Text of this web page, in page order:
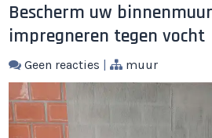
Bescherm uw
impregneren tegen vocht
Geen reacties | muur